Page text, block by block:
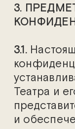
3.
3.1.
Театра и
и